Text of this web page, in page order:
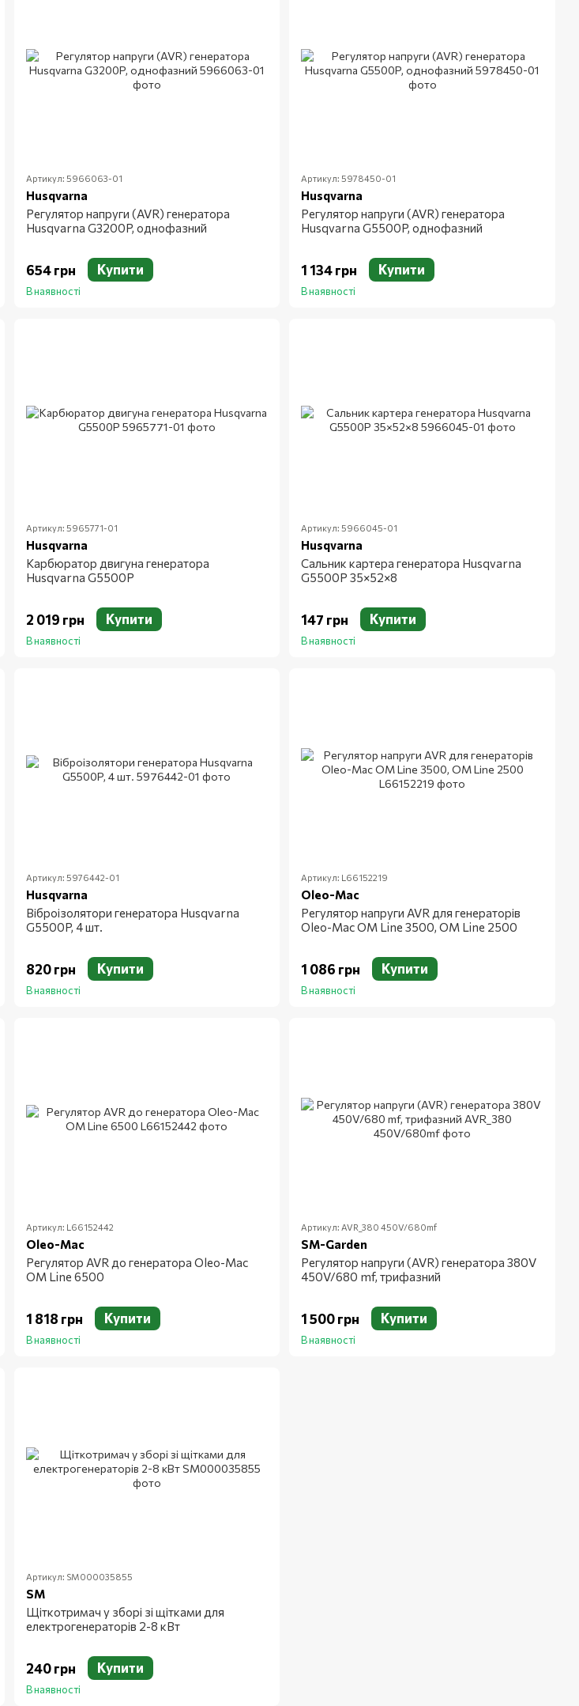
Артикул: 5966063-01
Husqvarna
Регулятор напруги (AVR) генератора
Husqvarna G3200P, однофазний
654 грн Купити
В наявності
Артикул: 5978450-01
Husqvarna
Регулятор напруги (AVR) генератора
Husqvarna G5500P, однофазний
1 134 грн Купити
В наявності
Артикул: 5965771-01
Husqvarna
Карбюратор двигуна генератора
Husqvarna G5500P
2 019 грн Купити
В наявності
Артикул: 5966045-01
Husqvarna
Сальник картера генератора Husqvarna
G5500P 35×52×8
147 грн Купити
В наявності
Артикул: 5976442-01
Husqvarna
Віброізолятори генератора Husqvarna
G5500P, 4 шт.
820 грн Купити
В наявності
Артикул: L66152219
Oleo-Mac
Регулятор напруги AVR для генераторів
Oleo-Mac OM Line 3500, OM Line 2500
1 086 грн Купити
В наявності
Артикул: L66152442
Oleo-Mac
Регулятор AVR до генератора Oleo-Mac
OM Line 6500
1 818 грн Купити
В наявності
Артикул: AVR_380 450V/680mf
SM-Garden
Регулятор напруги (AVR) генератора 380V
450V/680 mf, трифазний
1 500 грн Купити
В наявності
Артикул: SM000035855
SM
Щіткотримач у зборі зі щітками для
електрогенераторів 2-8 кВт
240 грн Купити
В наявності